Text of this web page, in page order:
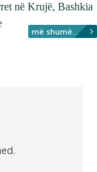
në Krujë, Bashkia
më shumë...